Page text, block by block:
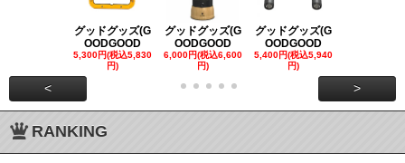
グッドグッズ(G
OODGOOD
5,300円(税込5,830
円)
グッドグッズ(G
OODGOOD
6,000円(税込6,600
円)
グッドグッズ(G
OODGOOD
5,400円(税込5,940
円)
< >
RANKING